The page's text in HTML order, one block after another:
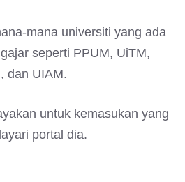
mana universiti yang ada
seperti PPUM, UiTM,
dan UIAM.
untuk kemasukan yang
portal dia.